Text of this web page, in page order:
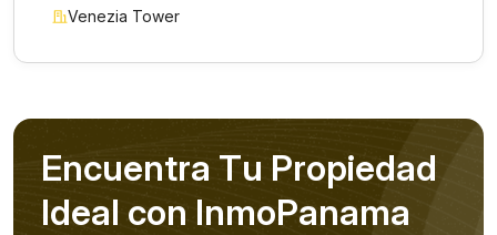
Venezia Tower
Encuentra Tu Propiedad
Ideal con InmoPanama